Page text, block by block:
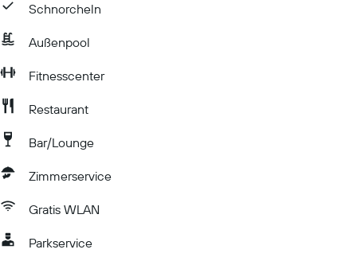
Schnorcheln
Außenpool
Fitnesscenter
Restaurant
Bar/Lounge
Zimmerservice
Gratis WLAN
Parkservice